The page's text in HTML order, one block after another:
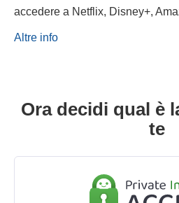
accedere a Netflix, Disney+,
Altre info
Ora decidi qual è
te